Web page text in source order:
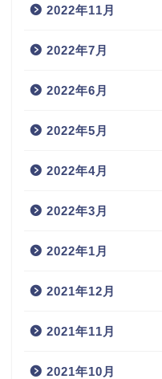
2022年11月
2022年7月
2022年6月
2022年5月
2022年4月
2022年3月
2022年1月
2021年12月
2021年11月
2021年10月